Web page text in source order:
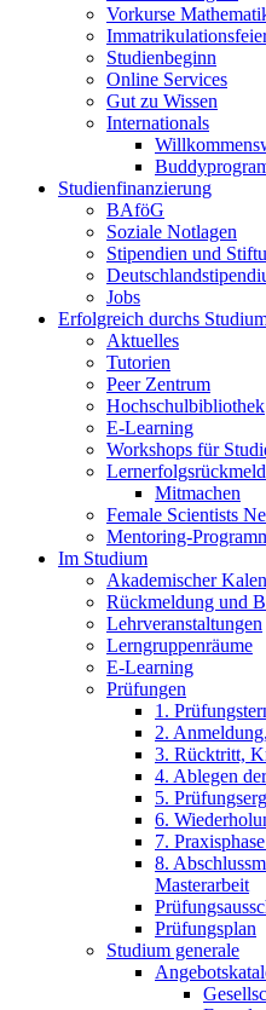
Vorkurse
Studienbeginn
Online Services
Gut zu Wissen
Internationals
Studienfinanzierung
BAföG
Soziale Notlagen
Stipendien und
Jobs
Erfolgreich durchs
Aktuelles
Tutorien
Peer Zentrum
Hochschulbibliothek
E-Learning
Workshops für
Mitmachen
Female Scientists
Mentoring-
Im Studium
Akademischer
Rückmeldung und
Lehrveranstaltungen
Lerngruppenräume
E-Learning
Prüfungen
1.
2.
3. Rücktritt,
4. Ablegen
5.
6.
7.
8.
Masterarbeit
Prüfungsplan
Studium generale